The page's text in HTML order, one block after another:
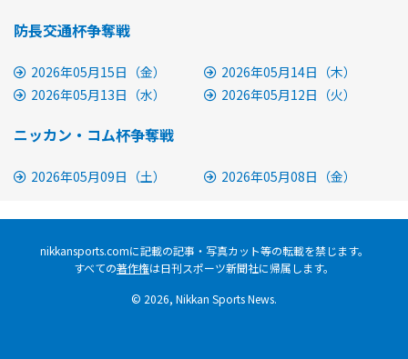
防長交通杯争奪戦
2026年05月15日（金）
2026年05月14日（木）
2026年05月13日（水）
2026年05月12日（火）
ニッカン・コム杯争奪戦
2026年05月09日（土） 2026年05月08日（金）
nikkansports.comに記載の記事・写真カット等の転載を禁じます。
すべての著作権は日刊スポーツ新聞社に帰属します。
© 2026, Nikkan Sports News.